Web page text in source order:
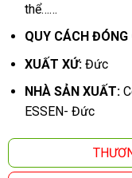
thể……
QUY CÁCH ĐÓNG
XUẤT XỨ: Đức
NHÀ SẢN XUẤT:
ESSEN- Đức